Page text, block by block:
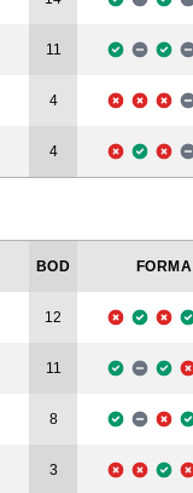
11
4
4
BOD FORMA
12
11
8
3